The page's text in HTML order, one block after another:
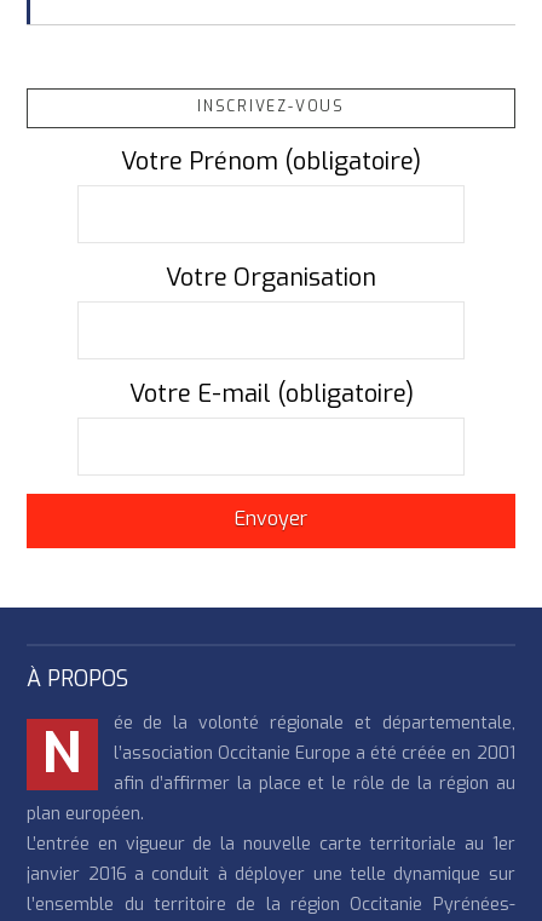
INSCRIVEZ-VOUS
Votre Prénom (obligatoire)
Votre Organisation
Votre E-mail (obligatoire)
À PROPOS
N
ée de la volonté régionale et départementale,
l’association Occitanie Europe a été créée en 2001
afin d’affirmer la place et le rôle de la région au
plan européen.
L’entrée en vigueur de la nouvelle carte territoriale au 1er
janvier 2016 a conduit à déployer une telle dynamique sur
l’ensemble du territoire de la région Occitanie Pyrénées-